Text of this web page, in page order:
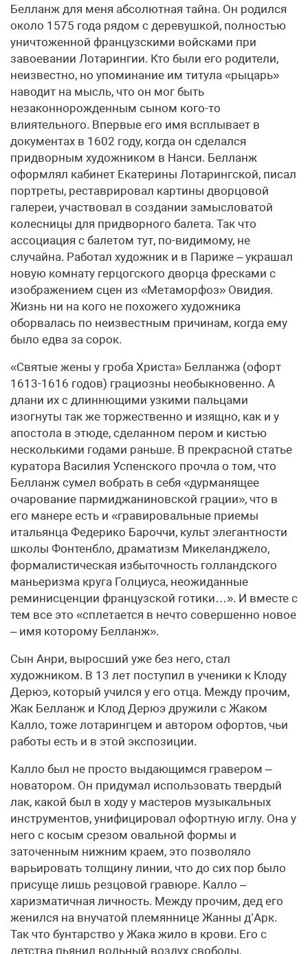
Белланж для меня абсолютная тайна. Он родился
около 1575 года рядом с деревушкой, полностью
уничтоженной французскими войсками при
завоевании Лотарингии. Кто были его родители,
неизвестно, но упоминание им титула «рыцарь»
наводит на мысль, что он мог быть
незаконнорожденным сыном кого-то
влиятельного. Впервые его имя всплывает в
документах в 1602 году, когда он сделался
придворным художником в Нанси. Белланж
оформлял кабинет Екатерины Лотарингской, писал
портреты, реставрировал картины дворцовой
галереи, участвовал в создании замысловатой
колесницы для придворного балета. Так что
ассоциация с балетом тут, по-видимому, не
случайна. Работал художник и в Париже – украшал
новую комнату герцогского дворца фресками с
изображением сцен из «Метаморфоз» Овидия.
Жизнь ни на кого не похожего художника
оборвалась по неизвестным причинам, когда ему
было едва за сорок.
«Святые жены у гроба Христа» Белланжа (офорт
1613-1616 годов) грациозны необыкновенно. А
длани их с длиннющими узкими пальцами
изогнуты так же торжественно и изящно, как и у
апостола в этюде, сделанном пером и кистью
несколькими годами раньше. В прекрасной статье
куратора Василия Успенского прочла о том, что
Белланж сумел вобрать в себя «дурманящее
очарование пармиджаниновской грации», что в
его манере есть и «гравировальные приемы
итальянца Федерико Бароччи, культ элегантности
школы Фонтен­бло, драматизм Микеланджело,
формалистическая избыточность голландского
маньеризма круга Голциуса, неожиданные
реминисценции французской готики…». И вместе с
тем все это «сплетается в нечто совершенно новое
– имя которому Белланж».
Сын Анри, выросший уже без него, стал
художником. В 13 лет поступил в ученики к Клоду
Дерюэ, который учился у его отца. Между прочим,
Жак Белланж и Клод Дерюэ дружили с Жаком
Калло, тоже лотарингцем и автором офортов, чьи
работы есть и в этой экспозиции.
Калло был не просто выдающимся гравером –
новатором. Он придумал использовать твердый
лак, какой был в ходу у мастеров музыкальных
инструментов, унифицировал офортную иглу. Она у
него с косым срезом овальной формы и
заточенным нижним краем, это позволяло
варьировать толщину линии, что до сих пор было
присуще лишь резцовой гравюре. Калло –
харизматичная личность. Между прочим, дед его
женился на внучатой племяннице Жанны д’Арк.
Так что бунтарство у Жака жило в крови. Его с
детства пьянил вольный воздух свободы,